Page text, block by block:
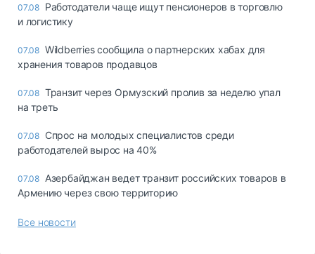
07.08 Работодатели чаще ищут пенсионеров в торговлю
и логистику
07.08 Wildberries сообщила о партнерских хабах для
хранения товаров продавцов
07.08 Транзит через Ормузский пролив за неделю упал
на треть
07.08 Спрос на молодых специалистов среди
работодателей вырос на 40%
07.08 Азербайджан ведет транзит российских товаров в
Армению через свою территорию
Все новости